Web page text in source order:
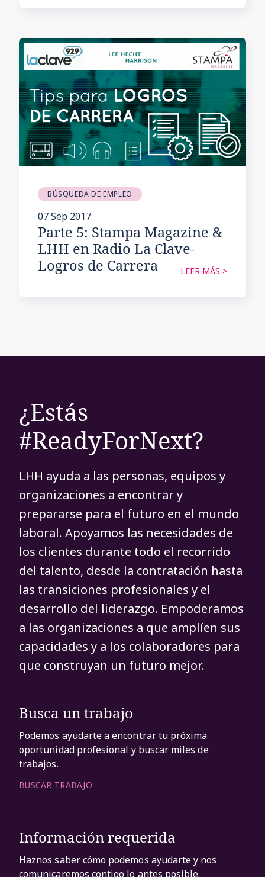
BÚSQUEDA DE EMPLEO
07 Sep 2017
Parte 5: Stampa Magazine &
LHH en Radio La Clave-
Logros de Carrera
LEER MÁS >
¿Estás
#ReadyForNext?
LHH ayuda a las personas, equipos y
organizaciones a encontrar y
prepararse para el futuro en el mundo
laboral. Apoyamos las necesidades de
los clientes durante todo el recorrido
del talento, desde la contratación hasta
las transiciones profesionales y el
desarrollo del liderazgo. Empoderamos
a las organizaciones a que amplíen sus
capacidades y a los colaboradores para
que construyan un futuro mejor.
Busca un trabajo
Podemos ayudarte a encontrar tu próxima
oportunidad profesional y buscar miles de
trabajos.
BUSCAR TRABAJO
Información requerida
Haznos saber cómo podemos ayudarte y nos
comunicaremos contigo lo antes posible.